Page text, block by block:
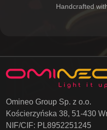
Handcrafted
Omineo Group Sp. z o.o.
Kościerzyńska 38, 51-430
NIF/CIF: PL8952251245